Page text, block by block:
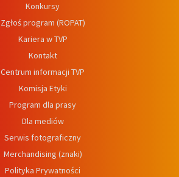
Konkursy
Zgłoś program (ROPAT)
Kariera w TVP
Kontakt
Centrum informacji TVP
Komisja Etyki
Program dla prasy
Dla mediów
Serwis fotograficzny
Merchandising (znaki)
Polityka Prywatności